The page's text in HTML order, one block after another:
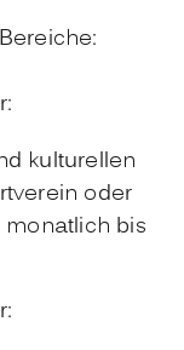
kulturellen
oder
bis